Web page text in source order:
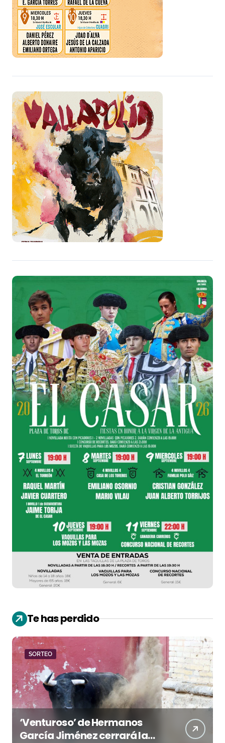
Te has perdido
SORTEO
‘Venturoso’ de Hermanos
García Jiménez cerrará la